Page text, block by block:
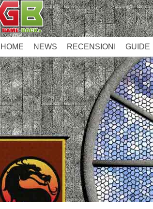
HOME NEWS RECENSIONI GUIDE